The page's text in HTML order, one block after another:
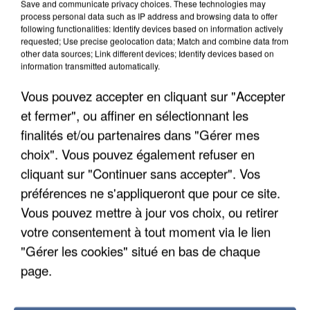
L'upload de fichier est limité à 2Mo pour les images et PDF et 5Mo pour les
audios.
Votre lettre de motivation
L'upload de fichier est limité à 2Mo pour les images et PDF et 5Mo pour les
audios.
Envoyer la candidature
RÉCEMMENT DIFFUSÉ
Save and communicate privacy choices. These technologies may
process personal data such as IP address and browsing data to offer
following functionalities: Identify devices based on information actively
requested; Use precise geolocation data; Match and combine data from
other data sources; Link different devices; Identify devices based on
information transmitted automatically.
Vous pouvez accepter en cliquant sur "Accepter
et fermer", ou affiner en sélectionnant les
finalités et/ou partenaires dans "Gérer mes
choix". Vous pouvez également refuser en
cliquant sur "Continuer sans accepter". Vos
préférences ne s'appliqueront que pour ce site.
Vous pouvez mettre à jour vos choix, ou retirer
votre consentement à tout moment via le lien
"Gérer les cookies" situé en bas de chaque
page.